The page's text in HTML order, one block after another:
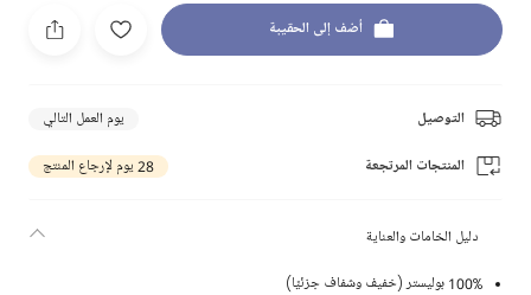
أضف إلى الحقيبة
التوصيل يوم العمل التالي
المنتجات المرتجعة 28 يوم لإرجاع المنتج
دليل الخامات والعناية
100% بوليستر (خفيف وشفاف جزئيًا)